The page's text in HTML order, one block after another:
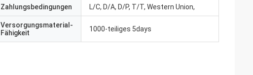
Zahlungsbedingungen L/C, D/A, D/P, T/T, Western Union,
Versorgungsmaterial-
Fähigkeit
1000-teiliges 5days